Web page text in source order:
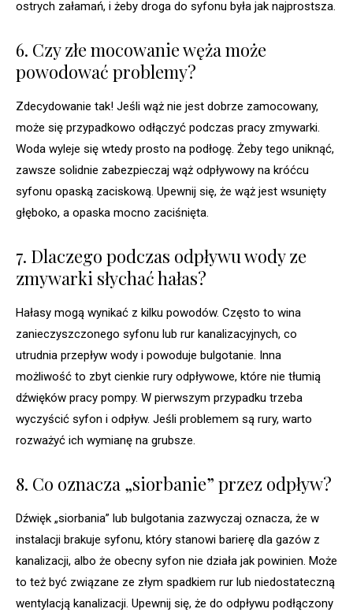
ostrych załamań, i żeby droga do syfonu była jak najprostsza.
6. Czy złe mocowanie węża może
powodować problemy?
Zdecydowanie tak! Jeśli wąż nie jest dobrze zamocowany,
może się przypadkowo odłączyć podczas pracy zmywarki.
Woda wyleje się wtedy prosto na podłogę. Żeby tego uniknąć,
zawsze solidnie zabezpieczaj wąż odpływowy na króćcu
syfonu opaską zaciskową. Upewnij się, że wąż jest wsunięty
głęboko, a opaska mocno zaciśnięta.
7. Dlaczego podczas odpływu wody ze
zmywarki słychać hałas?
Hałasy mogą wynikać z kilku powodów. Często to wina
zanieczyszczonego syfonu lub rur kanalizacyjnych, co
utrudnia przepływ wody i powoduje bulgotanie. Inna
możliwość to zbyt cienkie rury odpływowe, które nie tłumią
dźwięków pracy pompy. W pierwszym przypadku trzeba
wyczyścić syfon i odpływ. Jeśli problemem są rury, warto
rozważyć ich wymianę na grubsze.
8. Co oznacza „siorbanie” przez odpływ?
Dźwięk „siorbania” lub bulgotania zazwyczaj oznacza, że w
instalacji brakuje syfonu, który stanowi barierę dla gazów z
kanalizacji, albo że obecny syfon nie działa jak powinien. Może
to też być związane ze złym spadkiem rur lub niedostateczną
wentylacją kanalizacji. Upewnij się, że do odpływu podłączony